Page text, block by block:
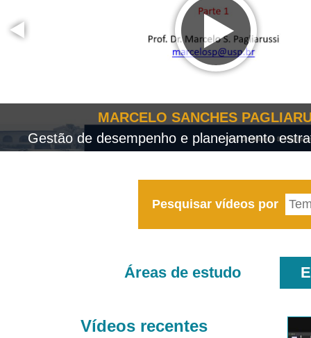
MARCELO SANCHES
Gestão de desempenho e planejamento
Pesquisar vídeos por
Áreas de estudo
Vídeos recentes